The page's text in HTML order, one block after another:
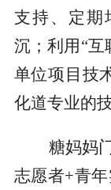
支持、定期
沉；利用“互
单位项目技
化道专业的
糖妈妈门
志愿者+青